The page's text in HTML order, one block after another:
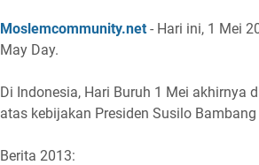
Moslemcommunity.net - Hari ini, 1 Mei
May Day.
Di Indonesia, Hari Buruh 1 Mei akhirnya
atas kebijakan Presiden Susilo
Berita 2013: